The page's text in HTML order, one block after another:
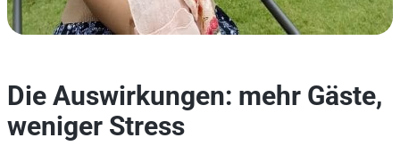
Die Auswirkungen: mehr Gäste,
weniger Stress